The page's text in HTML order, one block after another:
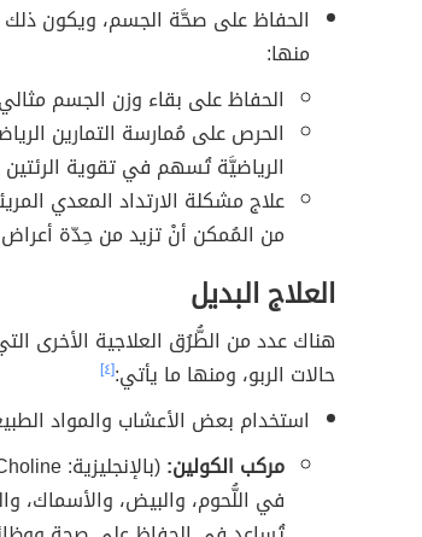
الحفاظ على صحَّة الجسم، ويكون ذلك
منها:
الحفاظ على بقاء وزن الجسم
الحرص على مُمارسة التمارين
الرياضيَّة تُسهم في تقوية الرئتين
علاج مشكلة الارتداد المعدي
من المُمكن أنْ تزيد من حِدّة أعراض
العلاج البديل
هناك عدد من الطُّرُق العلاجية الأخرى
حالات الربو، ومنها ما يأتي:[٤]
استخدام بعض الأعشاب والمواد
مركب الكولين:
في اللُّحوم، والبيض، والأسماك،